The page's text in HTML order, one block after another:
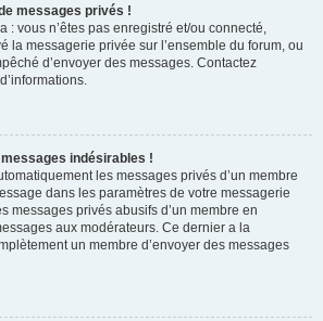
messages privés !
: vous n’êtes pas enregistré et/ou connecté,
la messagerie privée sur l’ensemble du forum, ou
d’envoyer des messages. Contactez
indésirables !
les messages privés d’un membre
dans les paramètres de votre messagerie
messages privés abusifs d’un membre en
aux modérateurs. Ce dernier a la
un membre d’envoyer des messages